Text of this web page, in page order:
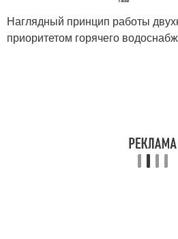
Наглядный принцип работы
приоритетом горячего